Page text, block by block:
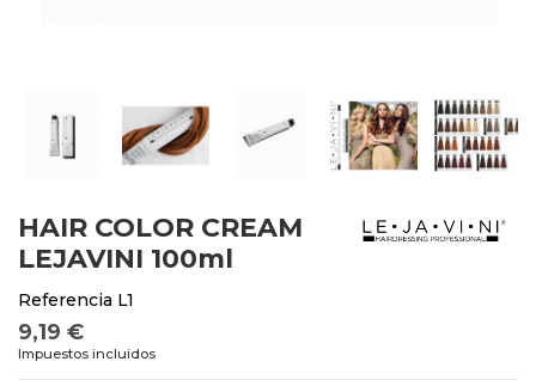
HAIR COLOR CREAM
LEJAVINI 100ml
Referencia L1
9,19 €
Impuestos incluidos